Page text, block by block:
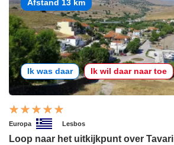
Afstand 13 km
Ik was daar Ik wil daar naar toe
Europa Lesbos
Loop naar het uitkijkpunt over Tavari